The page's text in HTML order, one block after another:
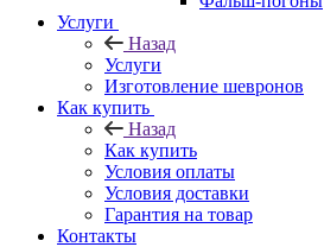
Услуги
Назад
Услуги
Изготовление шевронов
Как купить
Назад
Как купить
Условия оплаты
Условия доставки
Гарантия на товар
Контакты